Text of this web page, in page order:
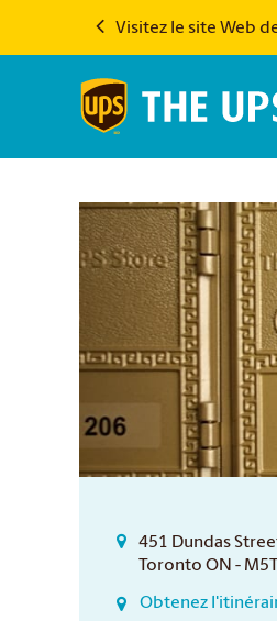
Visitez le site Web
451 Dundas
Toronto ON -
Obtenez